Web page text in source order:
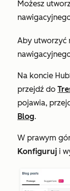
Możesz
Aby utworzyć
Na koncie
przejdź do
pojawia,
Blog.
W prawym
Konfiguruj i